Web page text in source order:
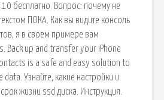
бесплатно. Вопрос: почему не
ПОКА. Как вы видите консоль
я в своем примере вам
Back up and transfer your iPhone
is a safe and easy solution to
Узнайте, какие настройки и
жизни ssd диска. Инструкция.